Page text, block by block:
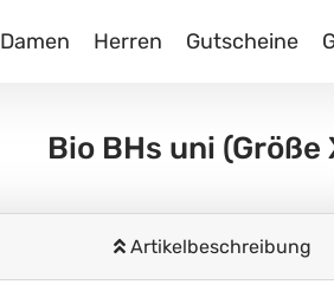
Damen Herren Gutscheine
Bio BHs uni (Größe
Artikelbeschreibung